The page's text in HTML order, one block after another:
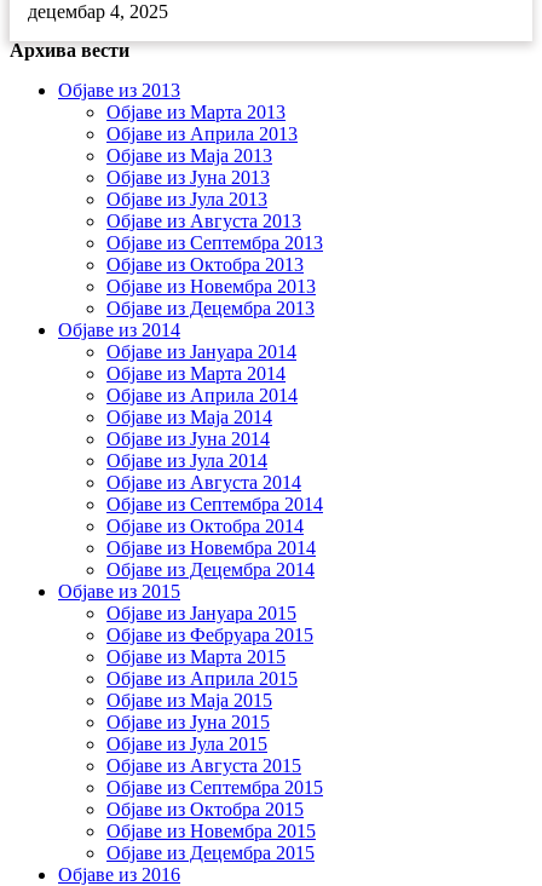
децембар 4, 2025
Архива вести
Објаве из 2013
Објаве из Марта 2013
Објаве из Априла 2013
Објаве из Маја 2013
Објаве из Јунa 2013
Објаве из Јула 2013
Објаве из Августа 2013
Објаве из Септембра 2013
Објаве из Октобра 2013
Објаве из Новембра 2013
Објаве из Децембра 2013
Објаве из 2014
Објаве из Јануара 2014
Објаве из Марта 2014
Објаве из Априла 2014
Објаве из Маја 2014
Објаве из Јуна 2014
Објаве из Јула 2014
Објаве из Августа 2014
Објаве из Септембра 2014
Објаве из Октобра 2014
Објаве из Новембра 2014
Објаве из Децембра 2014
Објаве из 2015
Објаве из Јануара 2015
Објаве из Фебруара 2015
Објаве из Марта 2015
Објаве из Априла 2015
Објаве из Маја 2015
Објаве из Јуна 2015
Објаве из Јула 2015
Објаве из Августа 2015
Објаве из Септембра 2015
Објаве из Октобра 2015
Објаве из Новембра 2015
Објаве из Децембра 2015
Објаве из 2016